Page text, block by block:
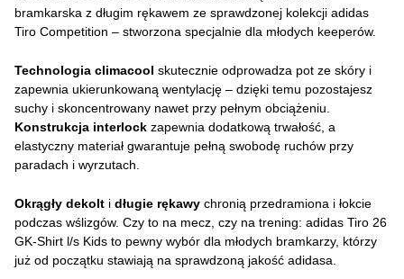
bramkarska z długim rękawem ze sprawdzonej kolekcji adidas
Tiro Competition – stworzona specjalnie dla młodych keeperów.
Technologia climacool skutecznie odprowadza pot ze skóry i
zapewnia ukierunkowaną wentylację – dzięki temu pozostajesz
suchy i skoncentrowany nawet przy pełnym obciążeniu.
Konstrukcja interlock zapewnia dodatkową trwałość, a
elastyczny materiał gwarantuje pełną swobodę ruchów przy
paradach i wyrzutach.
Okrągły dekolt i długie rękawy chronią przedramiona i łokcie
podczas wślizgów. Czy to na mecz, czy na trening: adidas Tiro 26
GK-Shirt l/s Kids to pewny wybór dla młodych bramkarzy, którzy
już od początku stawiają na sprawdzoną jakość adidasa.